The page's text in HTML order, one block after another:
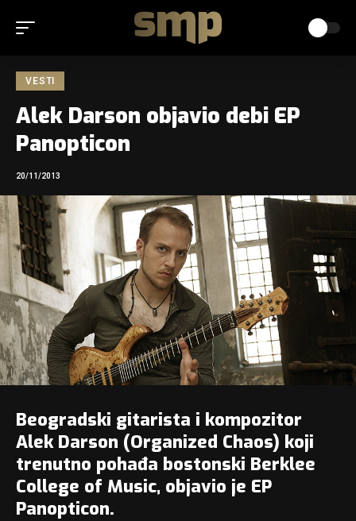
VESTI
Alek Darson objavio debi EP
Panopticon
20/11/2013
Beogradski gitarista i kompozitor
Alek Darson (Organized Chaos) koji
trenutno pohađa bostonski Berklee
College of Music, objavio je EP
Panopticon.